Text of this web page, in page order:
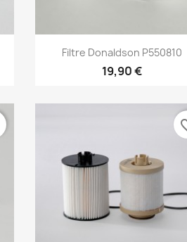
Aperçu rapide
Filtre Donaldson P550810
19,90 €